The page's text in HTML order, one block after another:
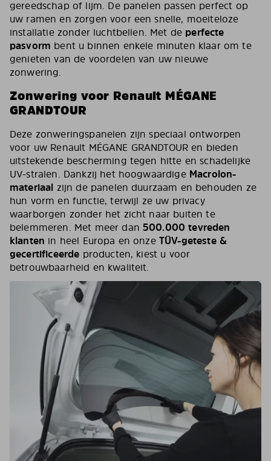
gereedschap of lijm. De panelen passen perfect op
uw ramen en zorgen voor een snelle, moeiteloze
installatie zonder luchtbellen. Met de perfecte
pasvorm bent u binnen enkele minuten klaar om te
genieten van de voordelen van uw nieuwe
zonwering.
Zonwering voor Renault MÉGANE
GRANDTOUR
Deze zonweringspanelen zijn speciaal ontworpen
voor uw Renault MÉGANE GRANDTOUR en bieden
uitstekende bescherming tegen hitte en schadelijke
UV-stralen. Dankzij het hoogwaardige Macrolon-
materiaal zijn de panelen duurzaam en behouden ze
hun vorm en functie, terwijl ze uw privacy
waarborgen zonder het zicht naar buiten te
belemmeren. Met meer dan500.000 tevreden
klanten in heel Europa en onze TÜV-geteste &
gecertificeerde producten, kiest u voor
betrouwbaarheid en kwaliteit.